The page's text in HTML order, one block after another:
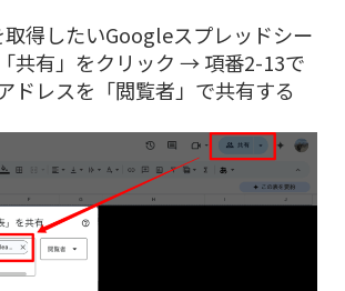
得したいGoogleスプレッドシー
共有」をクリック → 項番2-13で
ドレスを「閲覧者」で共有する